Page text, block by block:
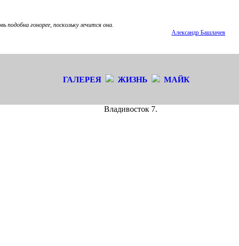
подобна гонорее, поскольку лечится она.
Александр Башлачев
ГАЛЕРЕЯ ЖИЗНЬ МАЙК